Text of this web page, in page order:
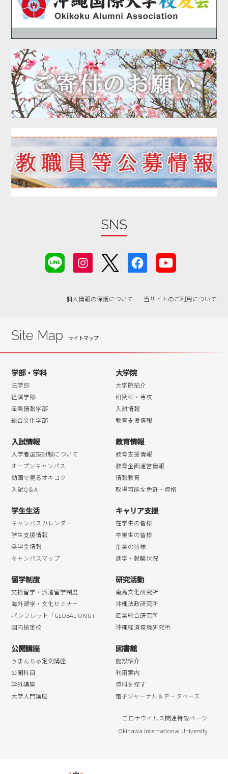
SNS
個人情報の保護について 当サイトのご利用について
Site Map
学部・学科
法学部
経済学部
産業情報学部
総合文化学部
大学院
大学院紹介
研究科・専攻
入試情報
教育支援情報
入試情報
入学者選抜試験について
オープンキャンパス
動画で見るオキコク
入試Q＆A
教育情報
教育支援情報
教育企画運営情報
情報教育
取得可能な免許・資格
学生生活
キャンパスカレンダー
学生支援情報
奨学金情報
キャンパスマップ
キャリア支援
在学生の皆様
卒業生の皆様
企業の皆様
進学・就職状況
留学制度
交換留学・派遣留学制度
海外語学・文化セミナー
パンフレット「GLOBAL OKIU」
国内協定校
研究活動
南島文化研究所
沖縄法政研究所
産業総合研究所
沖縄経済環境研究所
公開講座
うまんちゅ定例講座
公開科目
学外講座
大学入門講座
図書館
施設紹介
利用案内
資料を探す
電子ジャーナル＆データベース
コロナウイルス関連特設ページ
Okinawa International University